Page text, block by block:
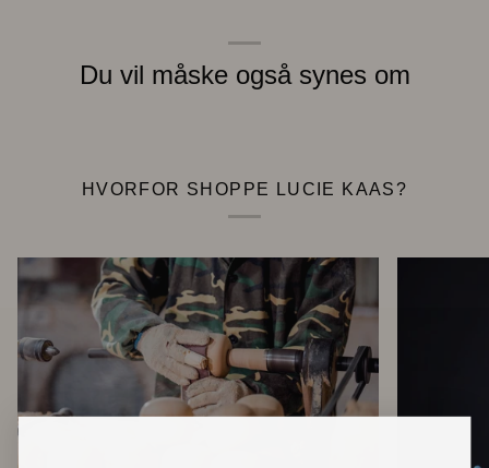
Du vil måske også synes om
HVORFOR SHOPPE LUCIE KAAS?